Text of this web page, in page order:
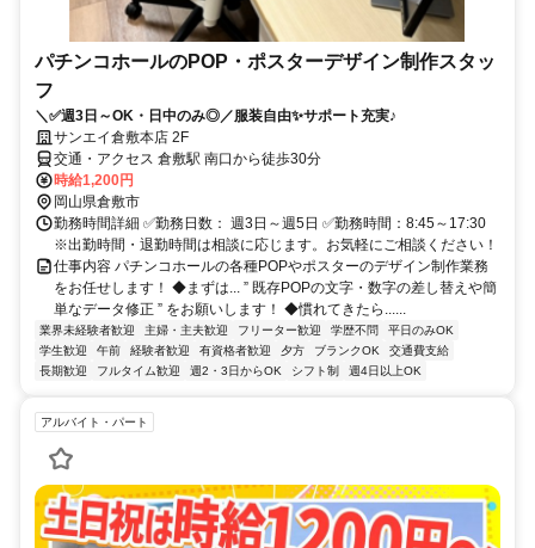
パチンコホールのPOP・ポスターデザイン制作スタッ
フ
＼✅週3日～OK・日中のみ◎／服装自由✨サポート充実♪
サンエイ倉敷本店 2F
交通・アクセス 倉敷駅 南口から徒歩30分
時給1,200円
岡山県倉敷市
勤務時間詳細 ✅勤務日数： 週3日～週5日 ✅勤務時間：8:45～17:30
※出勤時間・退勤時間は相談に応じます。お気軽にご相談ください！
仕事内容 パチンコホールの各種POPやポスターのデザイン制作業務
をお任せします！ ◆まずは... ” 既存POPの文字・数字の差し替えや簡
単なデータ修正 ” をお願いします！ ◆慣れてきたら......
業界未経験者歓迎 主婦・主夫歓迎 フリーター歓迎 学歴不問
平日のみOK
学生歓迎
午前 経験者歓迎 有資格者歓迎 夕方 ブランクOK
交通費支給
長期歓迎
フルタイム歓迎 週2・3日からOK シフト制 週4日以上OK
アルバイト・パート